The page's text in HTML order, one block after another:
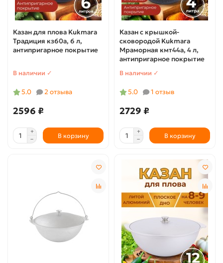
Казан для плова Kukmara
Традиция кз60а, 6 л,
антипригарное покрытие
В наличии ✓
5.0 2 отзыва
2596 ₽
В корзину
Казан с крышкой-
сковородой Kukmara
Мраморная кмт44а, 4 л,
антипригарное покрытие
В наличии ✓
5.0 1 отзыв
2729 ₽
В корзину